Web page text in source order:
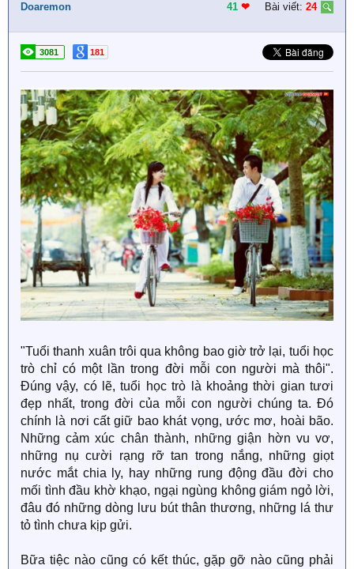
Doaremon 41 ❤︎ Bài viết: 24
3081 181
"Tuổi thanh xuân trôi qua không bao giờ trở lại, tuổi học
trò chỉ có một lần trong đời mỗi con người mà thôi".
Đúng vậy, có lẽ, tuổi học trò là khoảng thời gian tươi
đẹp nhất, trong đời của mỗi con người chúng ta. Đó
chính là nơi cất giữ bao khát vọng, ước mơ, hoài bão.
Những cảm xúc chân thành, những giận hờn vu vơ,
những nụ cười rạng rỡ tan trong nắng, những giọt
nước mắt chia ly, hay những rung động đầu đời cho
mối tình đầu khờ khạo, ngại ngùng không giám ngỏ lời,
đâu đó những dòng lưu bút thân thương, những lá thư
tỏ tình chưa kịp gửi.
Bữa tiệc nào cũng có kết thúc, gặp gỡ nào cũng phải